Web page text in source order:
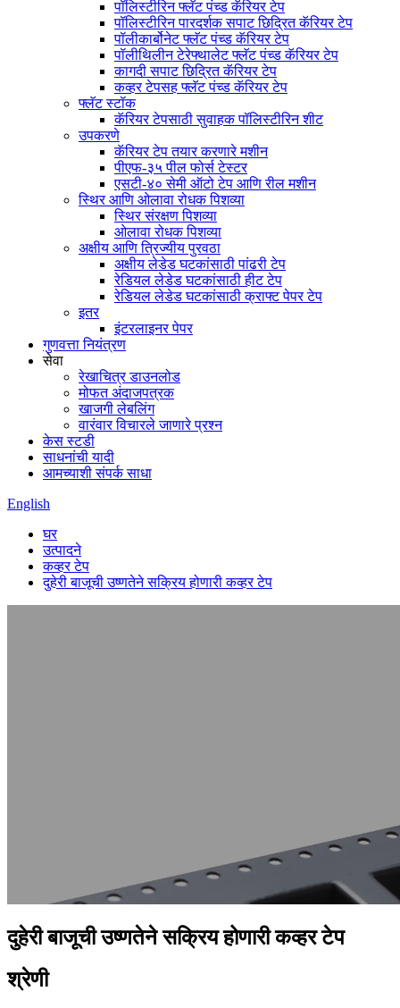
पॉलिस्टीरिन फ्लॅट पंच्ड कॅरियर टेप
पॉलिस्टीरिन पारदर्शक सपाट छिद्रित कॅरियर टेप
पॉलीकार्बोनेट फ्लॅट पंच्ड कॅरियर टेप
पॉलीथिलीन टेरेफ्थालेट फ्लॅट पंच्ड कॅरियर टेप
कागदी सपाट छिद्रित कॅरियर टेप
कव्हर टेपसह फ्लॅट पंच्ड कॅरियर टेप
फ्लॅट स्टॉक
कॅरियर टेपसाठी सुवाहक पॉलिस्टीरिन शीट
उपकरणे
कॅरियर टेप तयार करणारे मशीन
पीएफ-३५ पील फोर्स टेस्टर
एसटी-४० सेमी ऑटो टेप आणि रील मशीन
स्थिर आणि ओलावा रोधक पिशव्या
स्थिर संरक्षण पिशव्या
ओलावा रोधक पिशव्या
अक्षीय आणि त्रिज्यीय पुरवठा
अक्षीय लेडेड घटकांसाठी पांढरी टेप
रेडियल लेडेड घटकांसाठी हीट टेप
रेडियल लेडेड घटकांसाठी क्राफ्ट पेपर टेप
इतर
इंटरलाइनर पेपर
गुणवत्ता नियंत्रण
सेवा
रेखाचित्र डाउनलोड
मोफत अंदाजपत्रक
खाजगी लेबलिंग
वारंवार विचारले जाणारे प्रश्न
केस स्टडी
साधनांची यादी
आमच्याशी संपर्क साधा
English
घर
उत्पादने
कव्हर टेप
दुहेरी बाजूची उष्णतेने सक्रिय होणारी कव्हर टेप
दुहेरी बाजूची उष्णतेने सक्रिय होणारी कव्हर टेप
श्रेणी